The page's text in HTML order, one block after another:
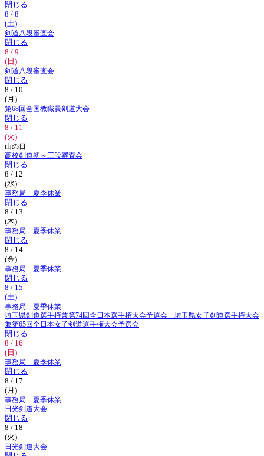
閉じる
8 / 8
(土)
剣道八段審査会
閉じる
8 / 9
(日)
剣道八段審査会
閉じる
8 / 10
(月)
第68回全国教職員剣道大会
閉じる
8 / 11
(火)
山の日
高校剣道初～三段審査会
閉じる
8 / 12
(水)
事務局 夏季休業
閉じる
8 / 13
(木)
事務局 夏季休業
閉じる
8 / 14
(金)
事務局 夏季休業
閉じる
8 / 15
(土)
事務局 夏季休業
埼玉県剣道選手権兼第74回全日本選手権大会予選会 埼玉県女子剣道選手権大会
兼第65回全日本女子剣道選手権大会予選会
閉じる
8 / 16
(日)
事務局 夏季休業
閉じる
8 / 17
(月)
事務局 夏季休業
日光剣道大会
閉じる
8 / 18
(火)
日光剣道大会